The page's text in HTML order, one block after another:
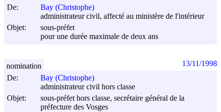
De:
Bay (Christophe)
administrateur civil, affecté au ministère de l'intérieur
Objet:
sous-préfet
pour une durée maximale de deux ans
De:
Bay (Christophe)
administrateur civil hors classe
Objet:
sous-préfet hors classe, secrétaire général de la
préfecture des Vosges
nomination 13/11/1998